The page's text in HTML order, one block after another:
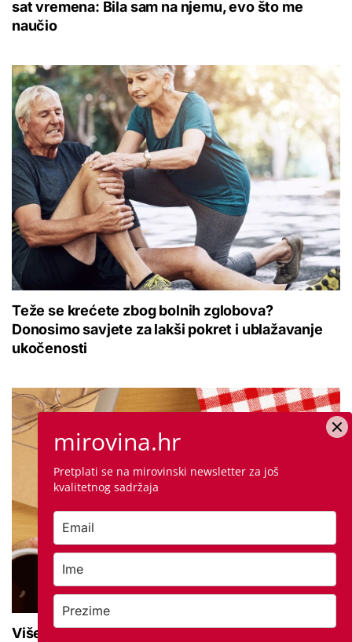
sat vremena: Bila sam na njemu, evo što me
naučio
Teže se krećete zbog bolnih zglobova?
Donosimo savjete za lakši pokret i ublažavanje
ukočenosti
Više od 10.500 korisnika prati mirovina.hr na
mirovina.hr
Pretplati se na mirovinski newsletter za još
kvalitetnog sadržaja